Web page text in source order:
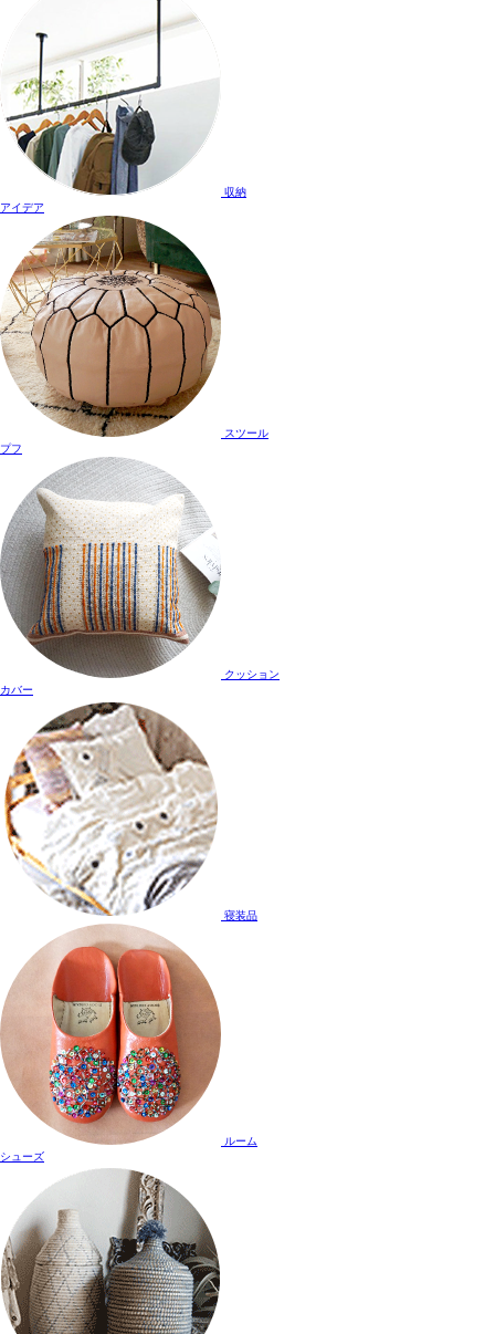
収納
アイデア
スツール
プフ
クッション
カバー
寝装品
ルーム
シューズ